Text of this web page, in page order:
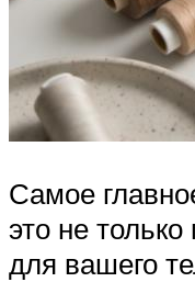
Самое
это не
для вашего